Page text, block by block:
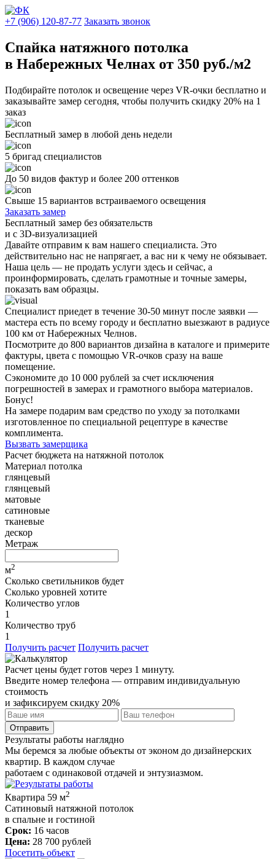
+7 (906) 120-87-77 Заказать звонок
Спайка натяжного потолка
в Набережных Челнах от 350 руб./м2
Подбирайте потолок и освещение через VR-очки бесплатно и
заказывайте замер сегодня, чтобы получить скидку 20% на 1
заказ
Бесплатный замер в любой день недели
5 бригад специалистов
До 50 видов фактур и более 200 оттенков
Свыше 15 вариантов встраиваемого освещения
Заказать замер
Бесплатный замер без обязательств
и с 3D-визуализацией
Давайте отправим к вам нашего специалиста. Это
действительно нас не напрягает, а вас ни к чему не обязывает.
Наша цель — не продать услуги здесь и сейчас, а
проинформировать, сделать грамотные и точные замеры,
показать вам образцы.
Специалист приедет в течение 30-50 минут после заявки —
мастера есть по всему городу и бесплатно выезжают в радиусе
100 км от Набережных Челнов.
Посмотрите до 800 вариантов дизайна в каталоге и примерите
фактуры, цвета с помощью VR-очков сразу на ваше
помещение.
Сэкономите до 10 000 рублей за счет исключения
погрешностей в замерах и грамотного выбора материалов.
Бонус!
На замере подарим вам средство по уходу за потолками
изготовленное по специальной рецептуре в качестве
комплимента.
Вызвать замерщика
Расчет бюджета на натяжной потолок
Материал потолка
глянцевый
глянцевый
матовые
сатиновые
тканевые
дескор
Метраж
м2
Сколько светильников будет
Сколько уровней хотите
Количество углов
1
Количество труб
1
Получить расчет Получить расчет
Расчет цены будет готов через 1 минуту.
Введите номер телефона — отправим индивидуальную
стоимость
и зафиксируем скидку 20%
Отправить
Результаты работы наглядно
Мы беремся за любые объекты от эконом до дизайнерских
квартир. В каждом случае
работаем с одинаковой отдачей и энтузиазмом.
Квартира 59 м2
Сатиновый натяжной потолок
в спальне и гостиной
Срок: 16 часов
Цена: 28 700 рублей
Посетить объект